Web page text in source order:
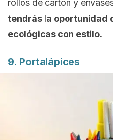
rollos de cartón y
tendrás la oportunidad
ecológicas con estilo.
9. Portalápices